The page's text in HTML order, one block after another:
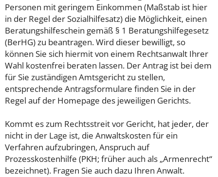
Personen mit geringem Einkommen (Maßstab ist hier
in der Regel der Sozialhilfesatz) die Möglichkeit, einen
Beratungshilfeschein gemäß § 1 Beratungshilfegesetz
(BerHG) zu beantragen. Wird dieser bewilligt, so
können Sie sich hiermit von einem Rechtsanwalt Ihrer
Wahl kostenfrei beraten lassen. Der Antrag ist bei dem
für Sie zuständigen Amtsgericht zu stellen,
entsprechende Antragsformulare finden Sie in der
Regel auf der Homepage des jeweiligen Gerichts.
Kommt es zum Rechtsstreit vor Gericht, hat jeder, der
nicht in der Lage ist, die Anwaltskosten für ein
Verfahren aufzubringen, Anspruch auf
Prozesskostenhilfe (PKH; früher auch als „Armenrecht“
bezeichnet). Fragen Sie auch dazu Ihren Anwalt.